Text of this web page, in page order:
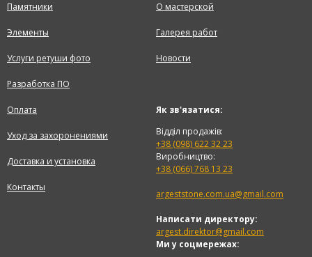
Памятники
Элементы
Услуги ретуши фото
Разработка ПО
О мастерской
Галерея работ
Новости
Оплата
Уход за захоронениями
Доставка и установка
Контакты
Як зв'язатися:
Відділ продажів:
+38 (098) 622 32 23
Виробництво:
+38 (066) 768 13 23
argeststone.com.ua@gmail.com
Написати директору:
argest.direktor@gmail.com
Ми у соцмережах: